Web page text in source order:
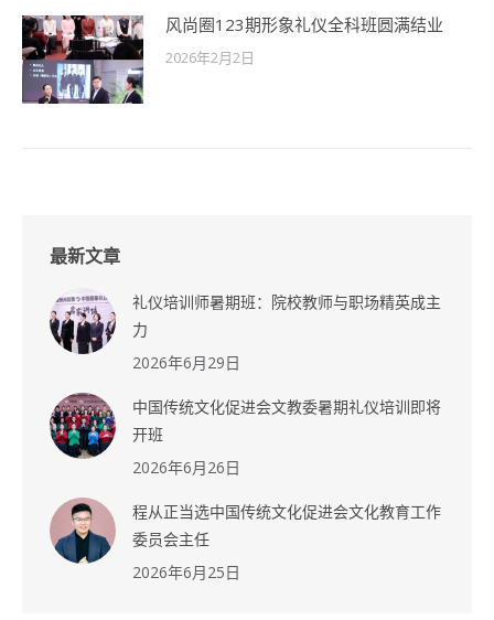
风尚圈123期形象礼仪全科班圆满结业
2026年2月2日
最新文章
礼仪培训师暑期班：院校教师与职场精英成主
力
2026年6月29日
中国传统文化促进会文教委暑期礼仪培训即将
开班
2026年6月26日
程从正当选中国传统文化促进会文化教育工作
委员会主任
2026年6月25日